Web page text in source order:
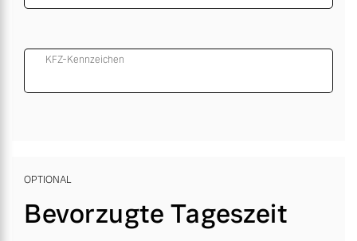
KFZ-Kennzeichen
OPTIONAL
Bevorzugte Tageszeit